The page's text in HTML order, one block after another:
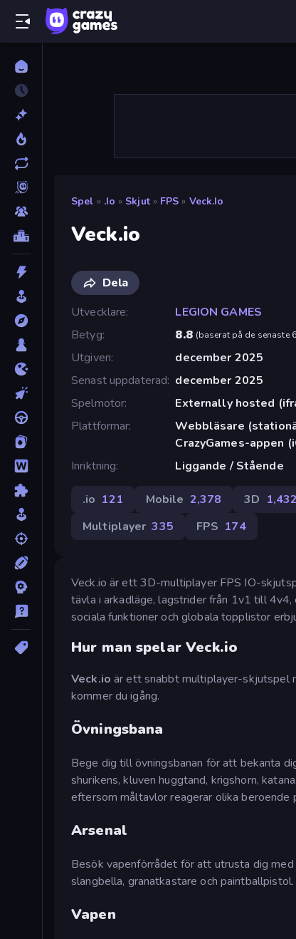
Spel » .io » Skjut » FPS » Veck.io
Veck.io
Dela
Utvecklare
LEGION GAMES
Betyg
8.8 (baserat på de senaste
Utgiven
december 2025
Senast uppdaterad december 2025
Spelmotor
Externally hosted
Plattformar
Webbläsare
CrazyGames-appen
Inriktning
Liggande / Stående
.io 121 Mobile 2,378 3D 1,432
Multiplayer 335 FPS 174
Veck.io är ett 3D-multiplayer FPS IO-
tävla i arkadläge, lagstrider från 1v1 till 4v4,
sociala funktioner och globala topplistor
Hur man spelar Veck.io
Veck.io är ett snabbt multiplayer-skjutspel
kommer du igång.
Övningsbana
Bege dig till övningsbanan för att bekanta
shurikens, kluven huggtand, krigshorn,
eftersom måltavlor reagerar olika beroende
Arsenal
Besök vapenförrådet för att utrusta dig
slangbella, granatkastare och paintballpistol.
Vapen